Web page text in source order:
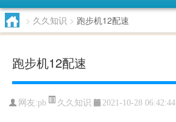
> 久久知识 > 跑步机12配速
跑步机12配速
网友:pb 久久知识 2021-10-28 06:42:44